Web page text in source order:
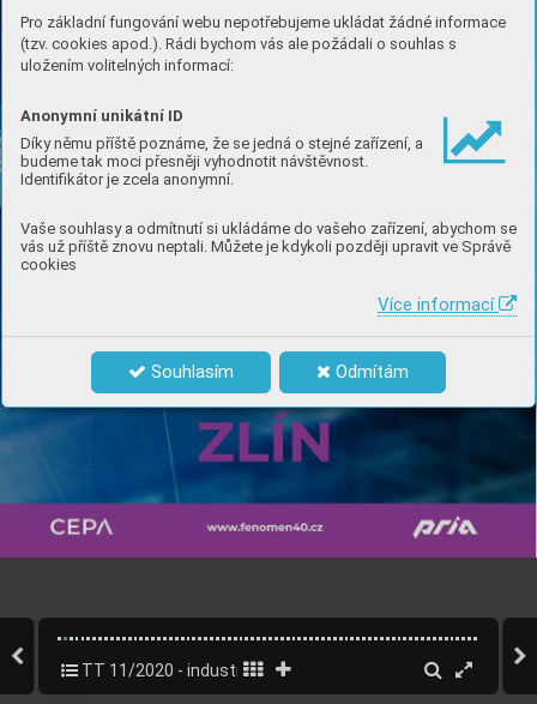
Pro základní fungování webu nepotřebujeme ukládat žádné informace
(tzv. cookies apod.). Rádi bychom vás ale požádali o souhlas s
uložením volitelných informací:
Anonymní unikátní ID
Díky němu příště poznáme, že se jedná o stejné zařízení, a
budeme tak moci přesněji vyhodnotit návštěvnost.
Identifikátor je zcela anonymní.
Vaše souhlasy a odmítnutí si ukládáme do vašeho zařízení, abychom se
vás už příště znovu neptali. Můžete je kdykoli později upravit ve Správě
cookies
Více informací
Souhlasím Odmítám
TT 11/2020 - industry 4.0 2